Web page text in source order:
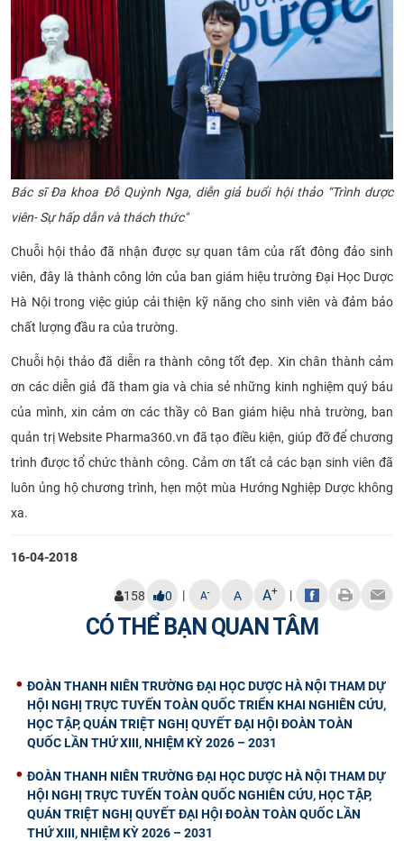
Bác sĩ Đa khoa Đỗ Quỳnh Nga, diễn giả buổi hội thảo “Trình dược
viên- Sự hấp dẫn và thách thức"
Chuỗi hội thảo đã nhận được sự quan tâm của rất đông đảo sinh
viên, đây là thành công lớn của ban giám hiệu trường Đại Học Dược
Hà Nội trong việc giúp cải thiện kỹ năng cho sinh viên và đảm bảo
chất lượng đầu ra của trường.
Chuỗi hội thảo đã diễn ra thành công tốt đẹp. Xin chân thành cảm
ơn các diễn giả đã tham gia và chia sẻ những kinh nghiệm quý báu
của mình, xin cảm ơn các thầy cô Ban giám hiệu nhà trường, ban
quản trị Website Pharma360.vn đã tạo điều kiện, giúp đỡ để chương
trình được tổ chức thành công. Cảm ơn tất cả các bạn sinh viên đã
luôn ủng hộ chương trình, hẹn một mùa Hướng Nghiệp Dược không
xa.
16-04-2018
158 0 | A- A A+ |
CÓ THỂ BẠN QUAN TÂM
ĐOÀN THANH NIÊN TRƯỜNG ĐẠI HỌC DƯỢC HÀ NỘI THAM DỰ
HỘI NGHỊ TRỰC TUYẾN TOÀN QUỐC TRIỂN KHAI NGHIÊN CỨU,
HỌC TẬP, QUÁN TRIỆT NGHỊ QUYẾT ĐẠI HỘI ĐOÀN TOÀN
QUỐC LẦN THỨ XIII, NHIỆM KỲ 2026 – 2031
ĐOÀN THANH NIÊN TRƯỜNG ĐẠI HỌC DƯỢC HÀ NỘI THAM DỰ
HỘI NGHỊ TRỰC TUYẾN TOÀN QUỐC NGHIÊN CỨU, HỌC TẬP,
QUÁN TRIỆT NGHỊ QUYẾT ĐẠI HỘI ĐOÀN TOÀN QUỐC LẦN
THỨ XIII, NHIỆM KỲ 2026 – 2031